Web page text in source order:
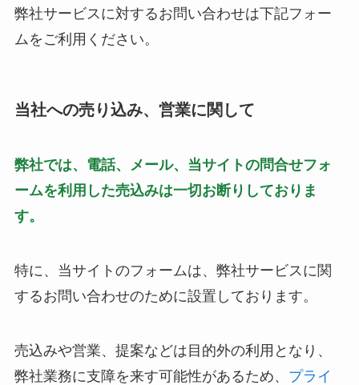
弊社サービスに対するお問い合わせは下記フォー
ムをご利用ください。
当社への売り込み、営業に関して
弊社では、電話、メール、当サイトの問合せフォ
ームを利用した売込みは一切お断りしておりま
す。
特に、当サイトのフォームは、弊社サービスに関
するお問い合わせのために設置しております。
売込みや営業、提案などは目的外の利用となり、
弊社業務に支障を来す可能性があるため、 プライ